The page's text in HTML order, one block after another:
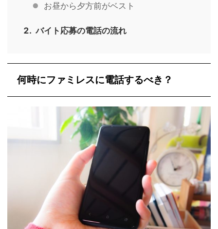
お昼から夕方前がベスト
バイト応募の電話の流れ
何時にファミレスに電話するべき？